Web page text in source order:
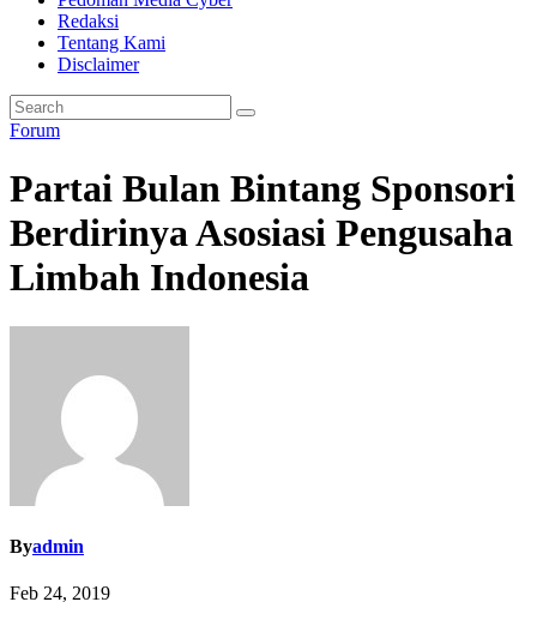
Redaksi
Tentang Kami
Disclaimer
Forum
Partai Bulan Bintang Sponsori
Berdirinya Asosiasi Pengusaha
Limbah Indonesia
Byadmin
Feb 24, 2019